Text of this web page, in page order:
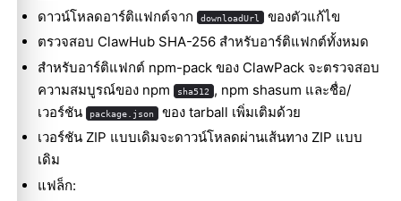
ดาวน์โหลดอาร์ติแฟกต์จาก downloadUrl
ของตัวแก้ไข
ตรวจสอบ ClawHub SHA-256 สำหรับอาร์ติแฟกต์ทั้งหมด
สำหรับอาร์ติแฟกต์ npm-pack ของ ClawPack จะตรวจสอบ
ความสมบูรณ์ของ npm
sha512 , npm shasum และชื่อ/
เวอร์ชัน
package.json
ของ tarball เพิ่มเติมด้วย
เวอร์ชัน ZIP แบบเดิมจะดาวน์โหลดผ่านเส้นทาง ZIP แบบ
เดิม
แฟล็ก: